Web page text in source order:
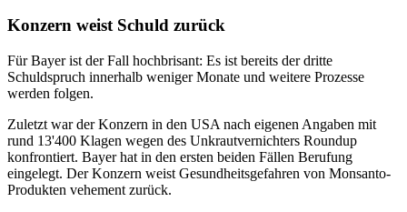
Konzern weist Schuld zurück
Für Bayer ist der Fall hochbrisant: Es ist bereits der dritte
Schuldspruch innerhalb weniger Monate und weitere Prozesse
werden folgen.
Zuletzt war der Konzern in den USA nach eigenen Angaben mit
rund 13'400 Klagen wegen des Unkrautvernichters Roundup
konfrontiert. Bayer hat in den ersten beiden Fällen Berufung
eingelegt. Der Konzern weist Gesundheitsgefahren von Monsanto-
Produkten vehement zurück.